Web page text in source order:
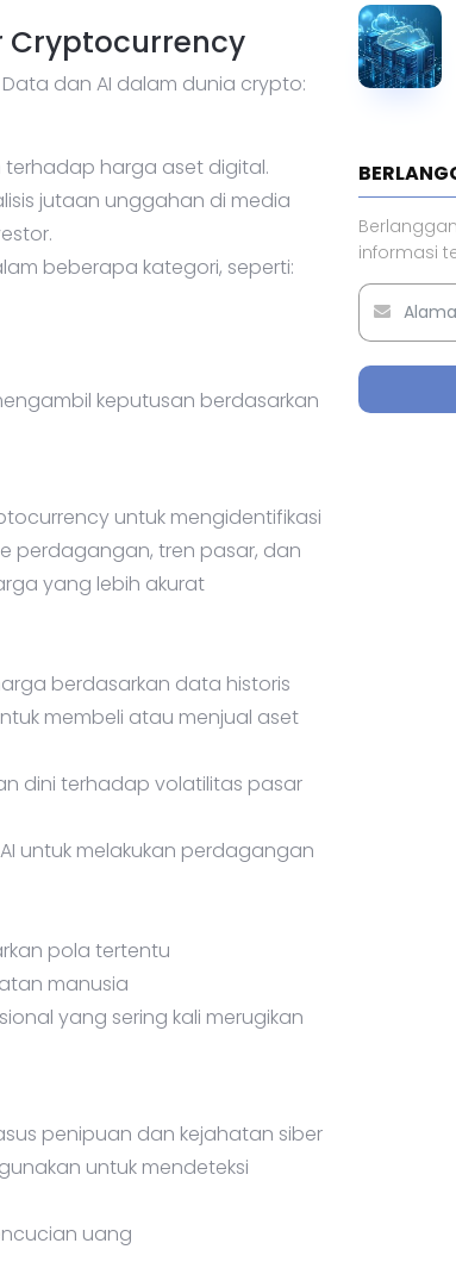
Cryptocurrency
dan AI dalam dunia crypto:
harga aset digital.
jutaan unggahan di media
beberapa kategori, seperti:
keputusan berdasarkan
untuk mengidentifikasi
perdagangan, tren pasar, dan
yang lebih akurat
berdasarkan data historis
membeli atau menjual aset
dini terhadap volatilitas pasar
untuk melakukan perdagangan
pola tertentu
manusia
yang sering kali merugikan
penipuan dan kejahatan siber
untuk mendeteksi
uang
informasi